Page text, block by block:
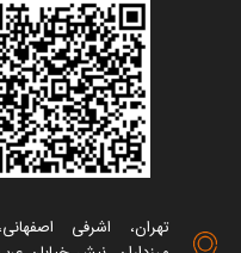
تهران، اشرفی